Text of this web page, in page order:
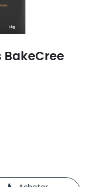
BakeCree